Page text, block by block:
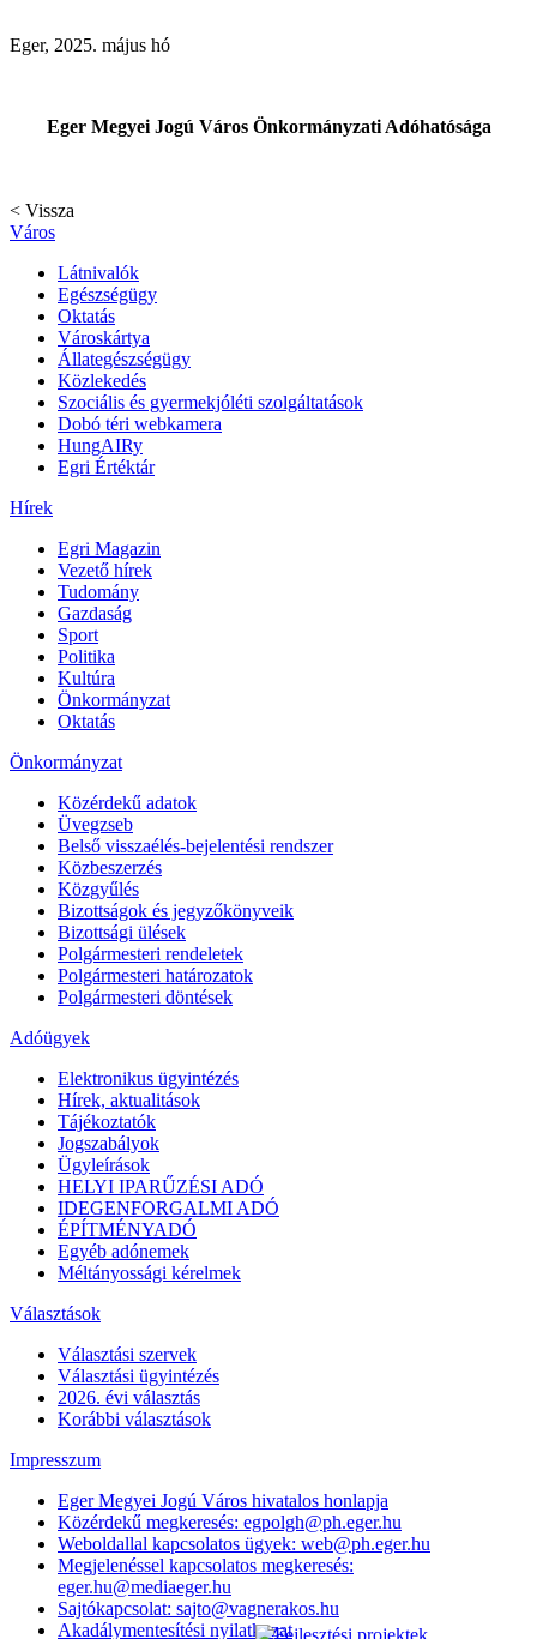
Eger, 2025. május hó
Eger Megyei Jogú Város Önkormányzati Adóhatósága
< Vissza
Város
Látnivalók
Egészségügy
Oktatás
Városkártya
Állategészségügy
Közlekedés
Szociális és gyermekjóléti szolgáltatások
Dobó téri webkamera
HungAIRy
Egri Értéktár
Hírek
Egri Magazin
Vezető hírek
Tudomány
Gazdaság
Sport
Politika
Kultúra
Önkormányzat
Oktatás
Önkormányzat
Közérdekű adatok
Üvegzseb
Belső visszaélés-bejelentési rendszer
Közbeszerzés
Közgyűlés
Bizottságok és jegyzőkönyveik
Bizottsági ülések
Polgármesteri rendeletek
Polgármesteri határozatok
Polgármesteri döntések
Adóügyek
Elektronikus ügyintézés
Hírek, aktualitások
Tájékoztatók
Jogszabályok
Ügyleírások
HELYI IPARŰZÉSI ADÓ
IDEGENFORGALMI ADÓ
ÉPÍTMÉNYADÓ
Egyéb adónemek
Méltányossági kérelmek
Választások
Választási szervek
Választási ügyintézés
2026. évi választás
Korábbi választások
Impresszum
Eger Megyei Jogú Város hivatalos honlapja
Közérdekű megkeresés: egpolgh@ph.eger.hu
Weboldallal kapcsolatos ügyek: web@ph.eger.hu
Megjelenéssel kapcsolatos megkeresés:
eger.hu@mediaeger.hu
Sajtókapcsolat: sajto@vagnerakos.hu
Akadálymentesítési nyilatkozat